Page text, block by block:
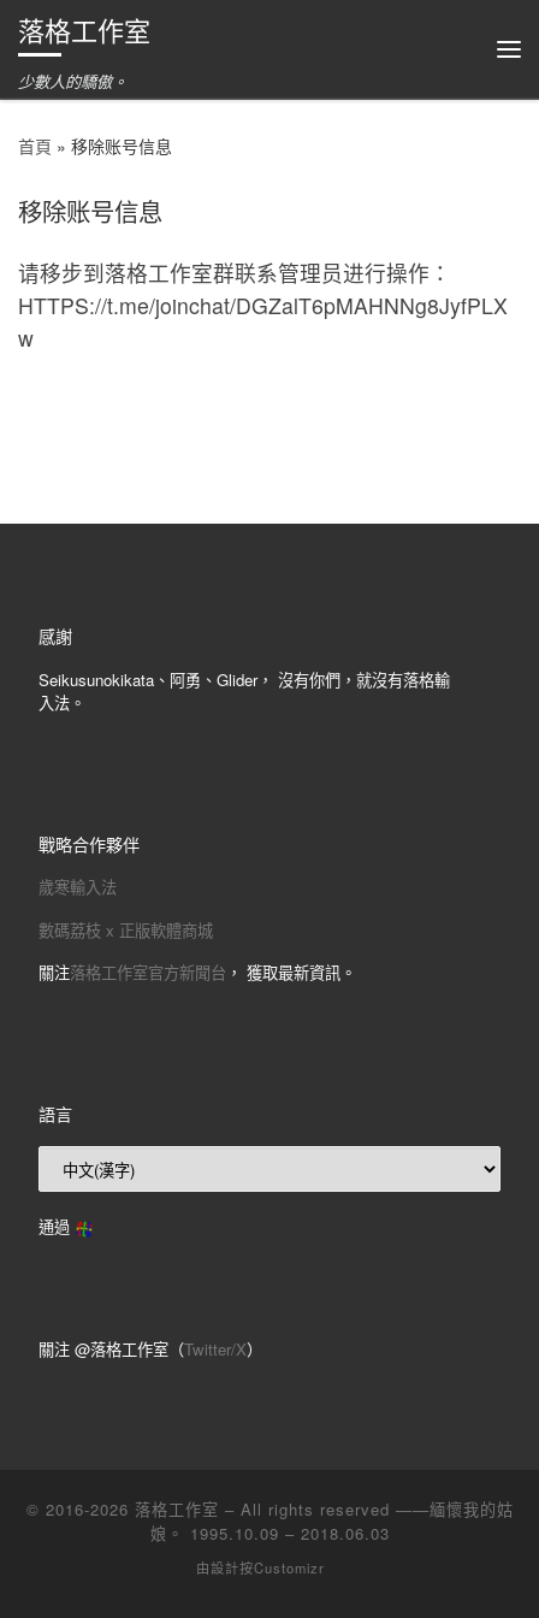
跳到內容
落格工作室
少數人的驕傲。
首頁 » 移除账号信息
移除账号信息
请移步到落格工作室群联系管理员进行操作 ：
HTTPS://t.me/joinchat/DGZalT6pMAHNNg8JyfPLX
w
感謝
Seikusunokikata、阿勇、Glider， 沒有你們，就沒有落格輸
入法。
戰略合作夥伴
歲寒輸入法
數碼荔枝 x 正版軟體商城
關注落格工作室官方新聞台 ， 獲取最新資訊。
語言
通過
關注 @落格工作室（Twitter/X）
© 2016-2026 落格工作室 – All rights reserved ——緬懷我的姑
娘。 1995.10.09 – 2018.06.03
由設計按Customizr